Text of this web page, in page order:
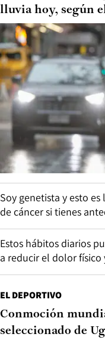
lluvia hoy, según
Soy genetista y esto
de cáncer si tienes
Estos hábitos diarios
a reducir el dolor
EL DEPORTIVO
Conmoción
seleccionado de